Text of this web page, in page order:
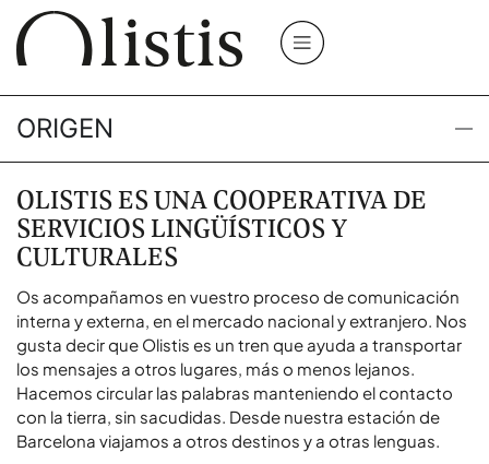
ORIGEN
OLISTIS ES UNA COOPERATIVA DE
SERVICIOS LINGÜÍSTICOS Y
CULTURALES
Os acompañamos en vuestro proceso de comunicación
interna y externa, en el mercado nacional y extranjero. Nos
gusta decir que Olistis es un tren que ayuda a transportar
los mensajes a otros lugares, más o menos lejanos.
Hacemos circular las palabras manteniendo el contacto
con la tierra, sin sacudidas. Desde nuestra estación de
Barcelona viajamos a otros destinos y a otras lenguas.